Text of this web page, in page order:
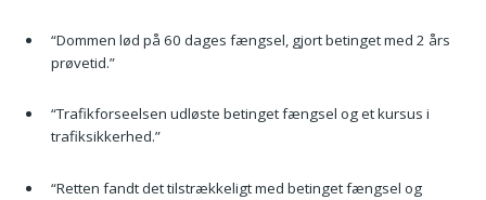
“Dommen lød på 60 dages fængsel, gjort betinget med 2 års
prøvetid.”
“Trafikforseelsen udløste betinget fængsel og et kursus i
trafiksikkerhed.”
“Retten fandt det tilstrækkeligt med betinget fængsel og